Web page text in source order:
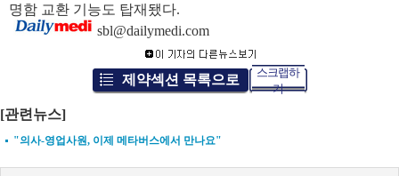
명함 교환 기능도 탑재됐다.
sbl@dailymedi.com
제약섹션 목록으로
스크랩하
기
[관련뉴스]
"의사-영업사원, 이제 메타버스에서 만나요"